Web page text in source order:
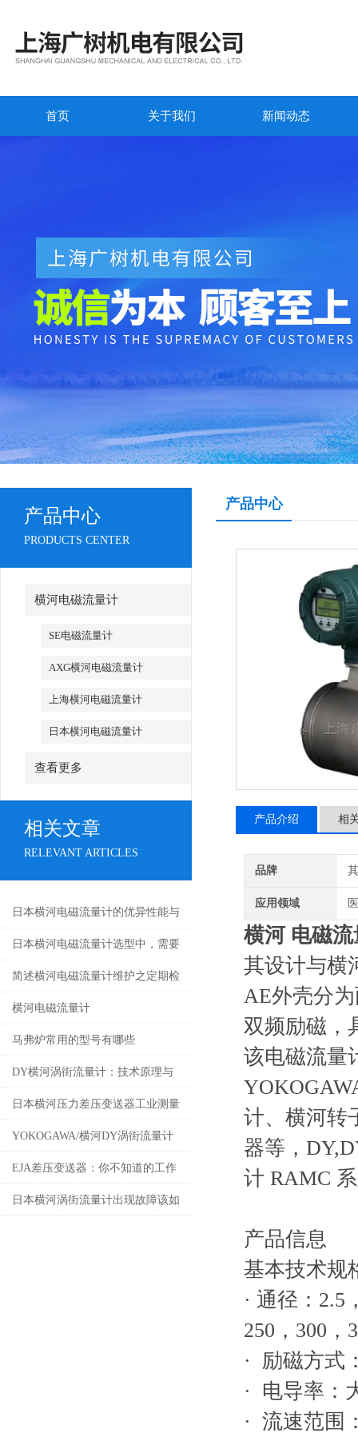
首页 关于我们 新闻动态
产品中心
PRODUCTS CENTER
横河电磁流量计
SE电磁流量计
AXG横河电磁流量计
上海横河电磁流量计
日本横河电磁流量计
查看更多
相关文章
RELEVANT ARTICLES
日本横河电磁流量计的优异性能与
广泛应用
日本横河电磁流量计选型中，需要
注意哪些要素呢？
简述横河电磁流量计维护之定期检
查传感器电性能
横河电磁流量计
马弗炉常用的型号有哪些
DY横河涡街流量计：技术原理与
性能优势
日本横河压力差压变送器工业测量
的精密设备
YOKOGAWA/横河DY涡街流量计
安装注意事项!
EJA差压变送器：你不知道的工作
原理！
日本横河涡街流量计出现故障该如
产品中心
产品介绍 相
品牌
应用领域
横河 电磁
其设计与横
AE外壳分
双频励磁，
该电磁流量
计、横河转
器等，
计 RAMC
产品信息
基本技术规
· 通径：2.5
250，300，
· 励磁方式
· 电导率：
· 流速范围